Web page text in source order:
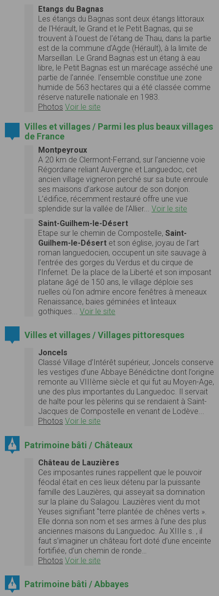
Etangs du Bagnas
Les étangs du Bagnas sont deux étangs littoraux
de l'Hérault, le Grand et le Petit Bagnas, qui se
trouvent à l'ouest de l'étang de Thau, dans la partie
est de la commune d'Agde (Hérault), à la limite de
Marseillan. Le Grand Bagnas est un étang à eau
libre, le Petit Bagnas est un marécage asséché une
partie de l'année. l'ensemble constitue une zone
humide de 563 hectares qui a été classée comme
réserve naturelle nationale en 1983.
Photos Voir le site
Villes et villages / Parmi les plus beaux villages
de France
Montpeyroux
A 20 km de Clermont-Ferrand, sur l’ancienne voie
Régordane reliant Auvergne et Languedoc, cet
ancien village vigneron perché sur sa bute enroule
ses maisons d’arkose autour de son donjon.
L’édifice, récemment restauré offre une vue
splendide sur la vallée de l’Allier... Voir le site
Saint-Guilhem-le-Désert
Etape sur le chemin de Compostelle, Saint-
Guilhem-le-Désert et son église, joyau de l’art
roman languedocien, occupent un site sauvage à
l’entrée des gorges du Verdus et du cirque de
l’Infernet. De la place de la Liberté et son imposant
platane âgé de 150 ans, le village déploie ses
ruelles où l’on admire encore fenêtres à meneaux
Renaissance, baies géminées et linteaux
gothiques... Voir le site
Villes et villages / Villages pittoresques
Joncels
Classé Village d’Intérêt supérieur, Joncels conserve
les vestiges d’une Abbaye Bénédictine dont l’origine
remonte au VIIIème siècle et qui fut au Moyen-Age,
une des plus importantes du Languedoc. Il servait
de halte pour les pèlerins qui se rendaient à Saint-
Jacques de Compostelle en venant de Lodève...
Photos Voir le site
Patrimoine bâti / Châteaux
Château de Lauzières
Ces imposantes ruines rappellent que le pouvoir
féodal était en ces lieux détenu par la puissante
famille des Lauzières, qui asseyait sa domination
sur la plaine du Salagou. Lauzières vient du mot
Yeuses signifiant "terre plantée de chênes verts ».
Elle donna son nom et ses armes à l’une des plus
anciennes maisons du Languedoc. Au XIIIe s. , il
faut s’imaginer un château fort doté d’une enceinte
fortifiée, d’un chemin de ronde…
Photos Voir le site
Patrimoine bâti / Abbayes